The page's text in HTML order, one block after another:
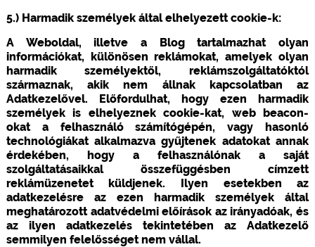
5.) Harmadik személyek által elhelyezett cookie-k:
A Weboldal, illetve a Blog tartalmazhat olyan
információkat, különösen reklámokat, amelyek olyan
harmadik személyektől, reklámszolgáltatóktól
származnak, akik nem állnak kapcsolatban az
Adatkezelővel. Előfordulhat, hogy ezen harmadik
személyek is elhelyeznek cookie-kat, web beacon-
okat a felhasználó számítógépén, vagy hasonló
technológiákat alkalmazva gyűjtenek adatokat annak
érdekében, hogy a felhasználónak a saját
szolgáltatásaikkal összefüggésben címzett
reklámüzenetet küldjenek. Ilyen esetekben az
adatkezelésre az ezen harmadik személyek által
meghatározott adatvédelmi előírások az irányadóak, és
az ilyen adatkezelés tekintetében az Adatkezelő
semmilyen felelősséget nem vállal.